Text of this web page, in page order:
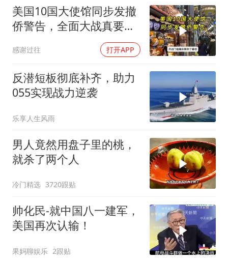
美国10国大使馆同步发撤
侨警告，全面大战真要来
感谢过往 打开APP
反潜短板彻底补齐，助力
055实现战力逆袭
乐享人生风雨
男人竟然用盘子里的桃，
就杀了两个人
冷门精选 3720跟贴
帅化民-就中国八一建军，
美国再次认输！
果妈聊娱乐 2跟贴